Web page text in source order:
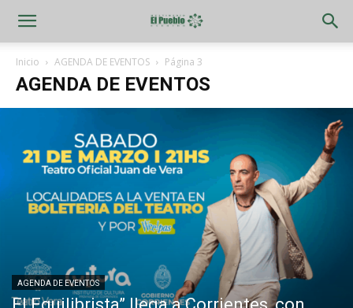
Inicio AGENDA DE EVENTOS Página 3
AGENDA DE EVENTOS
AGENDA DE EVENTOS